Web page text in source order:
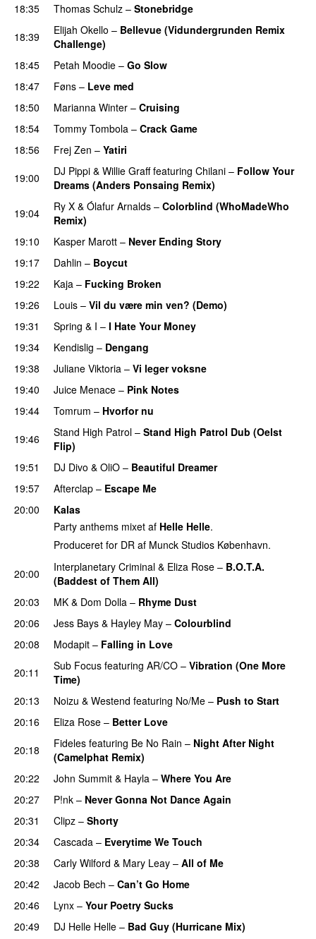
18:35
Thomas Schulz – Stonebridge
18:39
Elijah Okello – Bellevue (Vidundergrunden Remix
Challenge)
18:45
Petah Moodie – Go Slow
18:47 Føns – Leve med
18:50 Marianna Winter – Cruising
18:54 Tommy Tombola – Crack Game
18:56 Frej Zen – Yatiri
19:00
DJ Pippi & Willie Graff featuring Chilani – Follow Your
Dreams (Anders Ponsaing Remix)
19:04 Ry X & Ólafur Arnalds – Colorblind (WhoMadeWho
Remix)
19:10
Kasper Marott – Never Ending Story
19:17
Dahlin – Boycut
19:22 Kaja – Fucking Broken
19:26
Louis – Vil du være min ven? (Demo)
19:31
Spring & I – I Hate Your Money
19:34
Kendislig – Dengang
19:38 Juliane Viktoria – Vi leger voksne
19:40
Juice Menace – Pink Notes
19:44
Tomrum – Hvorfor nu
19:46
Stand High Patrol – Stand High Patrol Dub (Oelst
Flip)
19:51
DJ Divo & OliO – Beautiful Dreamer
19:57
Afterclap – Escape Me
20:00
Kalas
Party anthems mixet af Helle Helle.
Produceret for DR af Munck Studios København.
20:00 Interplanetary Criminal & Eliza Rose – B.O.T.A.
(Baddest of Them All)
20:03
MK & Dom Dolla – Rhyme Dust
20:06
Jess Bays & Hayley May – Colourblind
20:08 Modapit – Falling in Love
20:11 Sub Focus featuring AR/CO – Vibration (One More
Time)
20:13 Noizu & Westend featuring No/Me – Push to Start
20:16
Eliza Rose – Better Love
20:18 Fideles featuring Be No Rain – Night After Night
(Camelphat Remix)
20:22 John Summit & Hayla – Where You Are
20:27 P!nk – Never Gonna Not Dance Again
20:31
Clipz – Shorty
20:34 Cascada – Everytime We Touch
20:38
Carly Wilford & Mary Leay – All of Me
20:42 Jacob Bech – Can’t Go Home
20:46 Lynx – Your Poetry Sucks
20:49 DJ Helle Helle – Bad Guy (Hurricane Mix)